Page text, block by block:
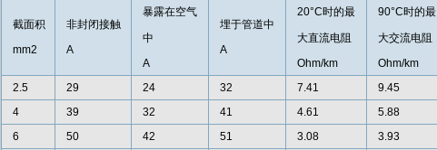
截面积
mm2
非封闭接触
A
暴露在空气
中
A
埋于管道中
A
20°C时的最
大直流电阻
Ohm/km
90°C时的最
大交流电阻
Ohm/km
2.5 29 24 32 7.41 9.45
4
39 32 41 4.61 5.88
6
50 42 51 3.08 3.93